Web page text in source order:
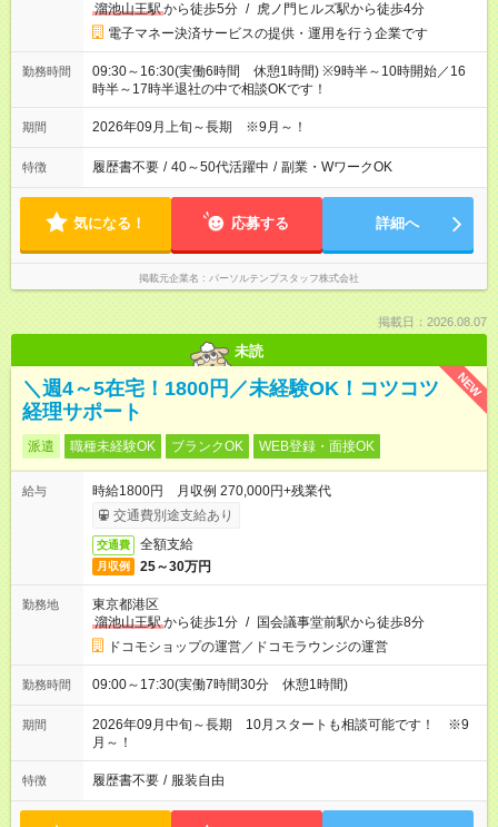
溜池山王駅から徒歩5分 / 虎ノ門ヒルズ駅から徒歩4分
電子マネー決済サービスの提供・運用を行う企業です
勤務時間
09:30～16:30(実働6時間 休憩1時間) ※9時半～10時開始／16
時半～17時半退社の中で相談OKです！
期間 2026年09月上旬～長期 ※9月～！
特徴 履歴書不要 / 40～50代活躍中 / 副業・WワークOK
気になる！ 応募する 詳細へ
掲載元企業名 パーソルテンプスタッフ株式会社
掲載日：2026.08.07
未読
NEW
＼週4～5在宅！1800円／未経験OK！コツコツ
経理サポート
派遣 職種未経験OK ブランクOK WEB登録・面接OK
給与
時給1800円 月収例 270,000円+残業代
交通費別途支給あり
交通費 全額支給
月収例 25～30万円
勤務地
東京都港区
溜池山王駅から徒歩1分 / 国会議事堂前駅から徒歩8分
ドコモショップの運営／ドコモラウンジの運営
勤務時間 09:00～17:30(実働7時間30分 休憩1時間)
期間
2026年09月中旬～長期 10月スタートも相談可能です！ ※9
月～！
特徴 履歴書不要 / 服装自由